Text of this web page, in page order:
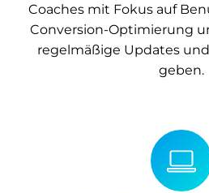
Coaches mit Fokus auf
Conversion-Optimierung
regelmäßige Updates
geben.